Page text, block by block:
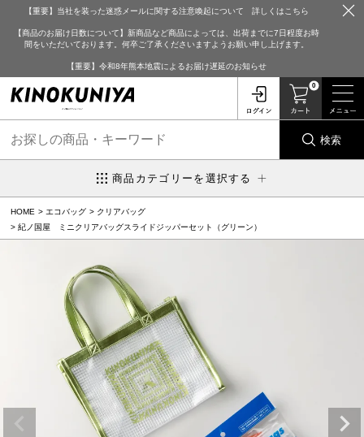
【重要】当社を装った迷惑メールに関する注意喚起について 詳しくはこちら
【商品のお届け日数について】新商品など商品によっては、出荷までに7日程度お時
間をいただいております。何卒ご了承くださいますようお願い申し上げます。
【重要】令和8年熊本地震によるお届け遅延のお知らせ
0
検索
商品カテゴリーを選択する
HOME エコバッグ
クリアバッグ
紀ノ国屋 ミニクリアバッグスライドジッパーセット（グリーン）